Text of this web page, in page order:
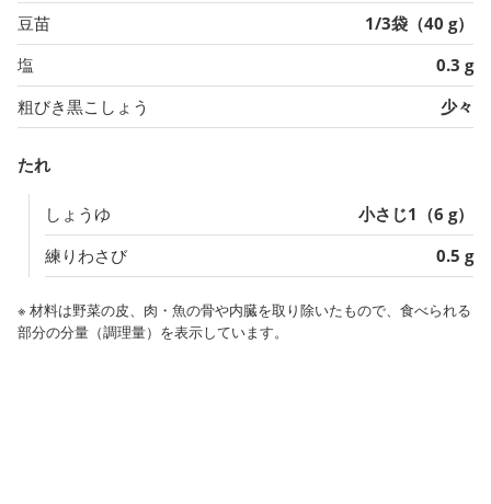
豆苗
1/3袋（40 g）
塩
0.3 g
粗びき黒こしょう
少々
たれ
しょうゆ
小さじ1（6 g）
練りわさび
0.5 g
※ 材料は野菜の皮、肉・魚の骨や内臓を取り除いたもので、食べられる
部分の分量（調理量）を表示しています。